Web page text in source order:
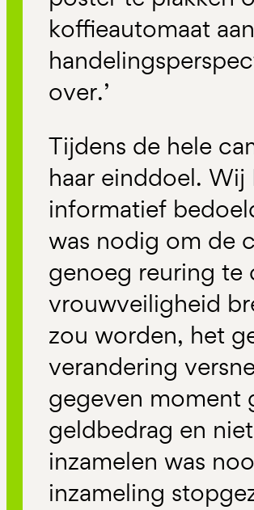
koffieautomaat
over.’
Tijdens de hele
haar einddoel.
informatief
was nodig om de
genoeg reuring te
vrouwveiligheid
zou worden, het
verandering
gegeven moment
geldbedrag en
inzamelen was
inzameling